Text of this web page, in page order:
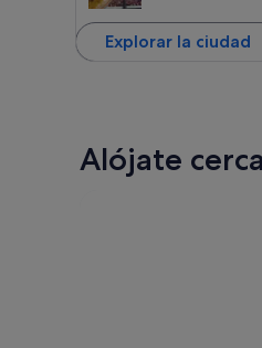
Explorar la ciudad
Alójate